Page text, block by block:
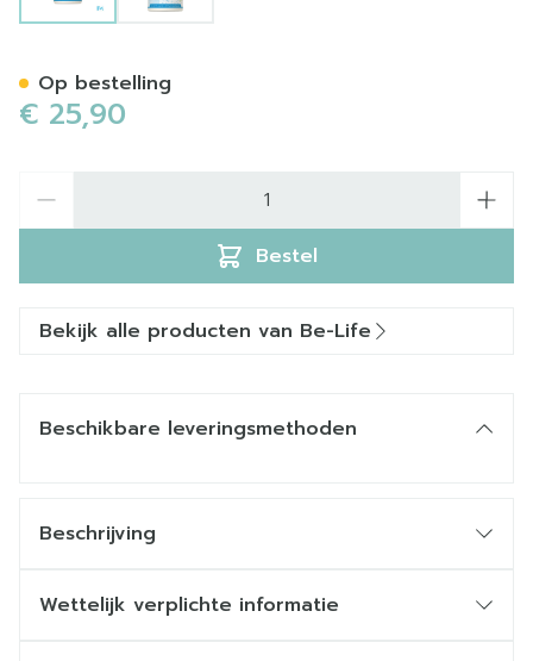
€ 25,90
Bestel
Op bestelling
Bekijk alle producten van Be-Life
Beschikbare leveringsmethoden
Beschrijving
Wettelijk verplichte informatie